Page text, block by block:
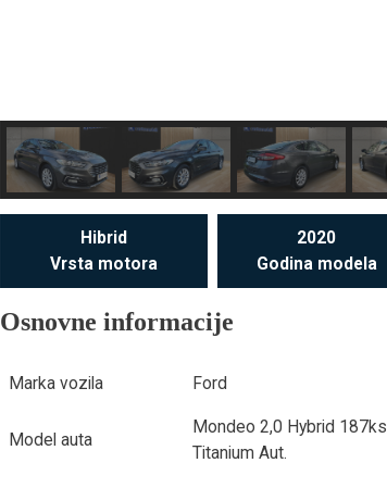
Hibrid
Vrsta motora
2020
Godina modela
Osnovne informacije
Marka vozila Ford
Model auta
Mondeo 2,0 Hybrid 187ks
Titanium Aut.